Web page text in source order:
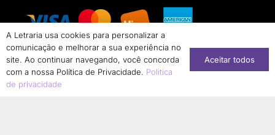
A Letraria usa cookies para personalizar a
comunicação e melhorar a sua experiência no
site. Ao continuar navegando, você concorda
com a nossa Política de Privacidade. Politica
de privacidade
Aceitar todos